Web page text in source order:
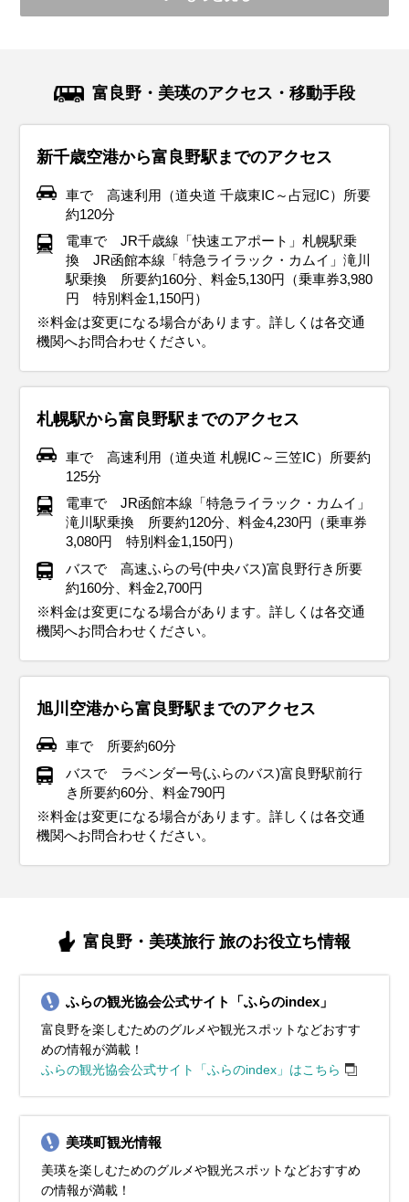
富良野・美瑛のアクセス・移動手段
新千歳空港から富良野駅までのアクセス
車で 高速利用（道央道 千歳東IC～占冠IC）所要
約120分
電車で JR千歳線「快速エアポート」札幌駅乗
換 JR函館本線「特急ライラック・カムイ」滝川
駅乗換 所要約160分、料金5,130円（乗車券3,980
円 特別料金1,150円）
※料金は変更になる場合があります。詳しくは各交通
機関へお問合わせください。
札幌駅から富良野駅までのアクセス
車で 高速利用（道央道 札幌IC～三笠IC）所要約
125分
電車で JR函館本線「特急ライラック・カムイ」
滝川駅乗換 所要約120分、料金4,230円（乗車券
3,080円 特別料金1,150円）
バスで 高速ふらの号(中央バス)富良野行き所要
約160分、料金2,700円
※料金は変更になる場合があります。詳しくは各交通
機関へお問合わせください。
旭川空港から富良野駅までのアクセス
車で 所要約60分
バスで ラベンダー号(ふらのバス)富良野駅前行
き所要約60分、料金790円
※料金は変更になる場合があります。詳しくは各交通
機関へお問合わせください。
富良野・美瑛旅行 旅のお役立ち情報
ふらの観光協会公式サイト「ふらのindex」
富良野を楽しむためのグルメや観光スポットなどおすす
めの情報が満載！
ふらの観光協会公式サイト「ふらのindex」はこちら
美瑛町観光情報
美瑛を楽しむためのグルメや観光スポットなどおすすめ
の情報が満載！